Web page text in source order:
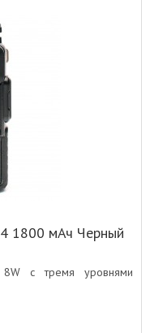
1800 мАч Черный
8W с тремя уровнями